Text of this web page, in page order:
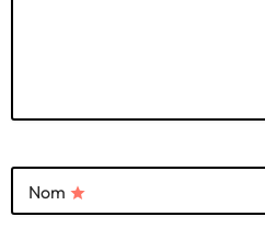
Nom star